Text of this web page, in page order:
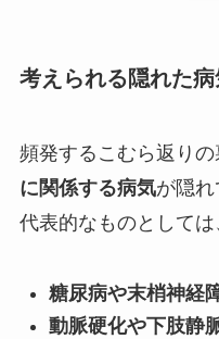
考えられる隠れた病
頻発するこむら返りの
に関係する病気が隠れ
代表的なものとしては
糖尿病や末梢神経
動脈硬化や下肢静